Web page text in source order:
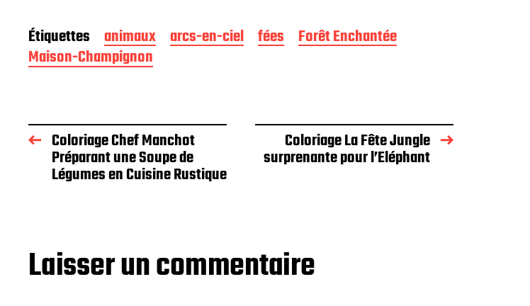
Étiquettes animaux arcs-en-ciel fées
Forêt Enchantée
Maison-Champignon
Coloriage Chef Manchot
Préparant une Soupe de
Légumes en Cuisine Rustique
Coloriage La Fête Jungle
surprenante pour l’Eléphant
Laisser un commentaire